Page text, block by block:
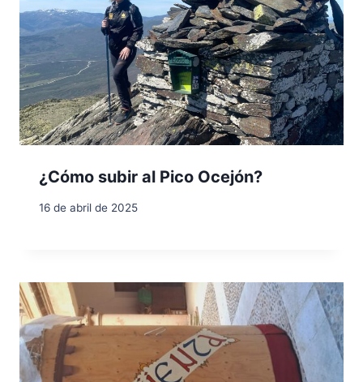
¿Cómo subir al Pico Ocejón?
16 de abril de 2025